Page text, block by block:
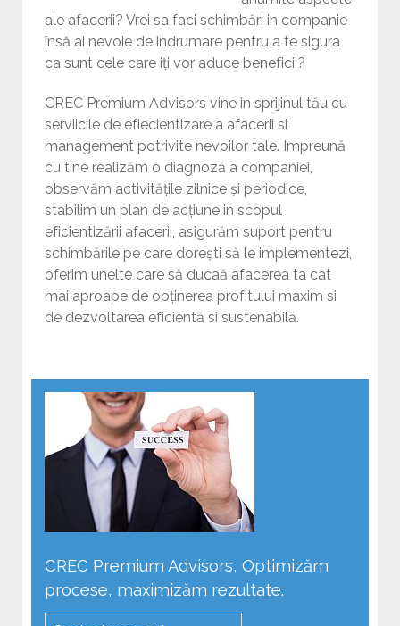
ale afacerii? Vrei sa faci schimbări in companie
însă ai nevoie de indrumare pentru a te sigura
ca sunt cele care iți vor aduce beneficii?
CREC Premium Advisors vine in sprijinul tău cu
serviicile de efiecientizare a afacerii si
management potrivite nevoilor tale. Impreună
cu tine realizăm o diagnoză a companiei,
observăm activitățile zilnice și periodice,
stabilim un plan de acțiune in scopul
eficientizării afacerii, asigurăm suport pentru
schimbările pe care dorești să le implementezi,
oferim unelte care să ducaă afacerea ta cat
mai aproape de obținerea profitului maxim si
de dezvoltarea eficientă si sustenabilă.
CREC Premium Advisors, Optimizăm
procese, maximizăm rezultate.